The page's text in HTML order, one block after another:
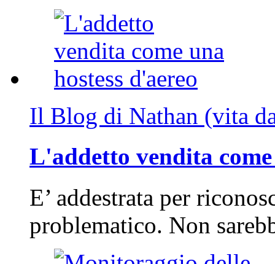
Il Blog di Nathan (vita
L'addetto vendita
E’ addestrata per
problematico. Non